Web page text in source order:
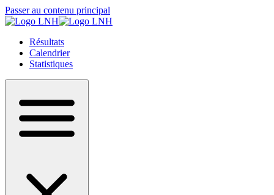
Passer au contenu principal
Résultats
Calendrier
Statistiques